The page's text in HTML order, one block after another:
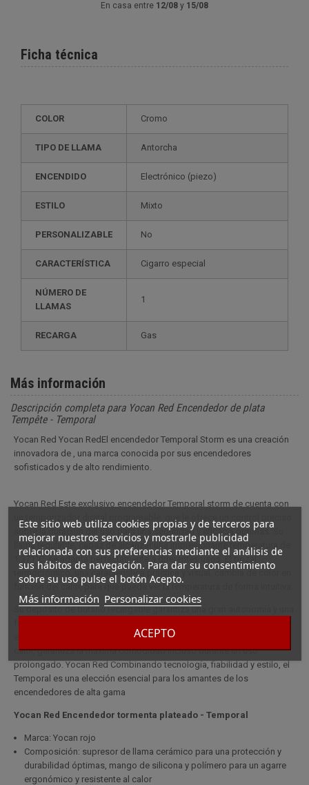
Este sitio web utiliza cookies propias y de terceros para
mejorar nuestros servicios y mostrarle publicidad
relacionada con sus preferencias mediante el análisis de
sus hábitos de navegación. Para dar su consentimiento
sobre su uso pulse el botón Acepto.
Más información Personalizar cookies
ACEPTO
En casa entre 12/08 y 15/08
Ficha técnica
COLOR Cromo
TIPO DE LLAMA Antorcha
ENCENDIDO electrónico (piezo)
ESTILO mixto
PERSONALIZABLE no
CARACTERÍSTICA cigarro especial
NÚMERO DE
LLAMAS
1
RECARGA gas
Más información
Descripción completa para Yocan Red Encendedor de plata
Tempête - Temporal
Yocan Red Yocan RedEl encendedor Temporal Storm es una creación
innovadora de , una marca conocida por sus encendedores
sofisticados y de alto rendimiento.
Yocan Red Este exclusivo encendedor Temporal storm de cuenta con
un temporizador digital programable, que le ofrece un control preciso
sobre la duración del uso para una seguridad y eficacia óptimas. Su
llama regulable, capaz de alcanzar una impresionante temperatura de
1.371°C, se adapta perfectamente a diferentes usos. El bozal
termocrómico, una característica práctica y visual, cambia de color en
función del calor, para que pueda ver la temperatura de forma intuitiva.
Su depósito de butano recargable garantiza una gran autonomía y una
ergonómico del encendedor, con su mango de silicona resistente al
calor, garantiza la máxima comodidad incluso durante un uso
prolongado. Yocan Red Combinando tecnología, fiabilidad y estilo, el
Temporal es una elección esencial para los amantes de los
encendedores de alta gama
Yocan Red Encendedor tormenta plateado - Temporal
Marca: Yocan rojo
Composición: supresor de llama cerámico para una protección y
durabilidad óptimas, mango de silicona y polímero para un agarre
ergonómico y resistente al calor